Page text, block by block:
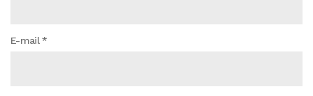
E-mail*